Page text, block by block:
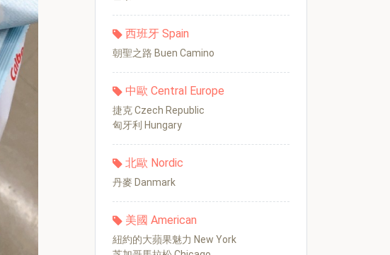
西班牙 Spain
朝聖之路 Buen Camino
中歐 Central Europe
捷克 Czech Republic
匈牙利 Hungary
北歐 Nordic
丹麥 Danmark
美國 American
紐約的大蘋果魅力 New York